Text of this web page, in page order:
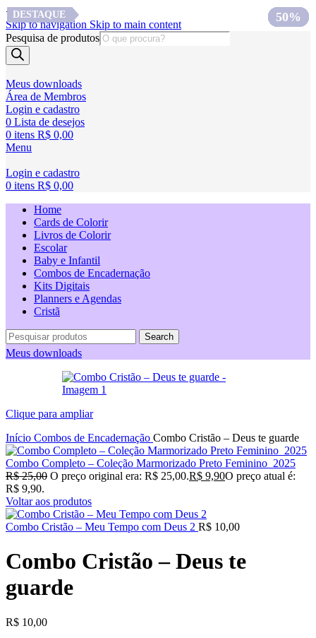
<
Skip to navigation Skip to main content
Pesquisa de produtos
Meus downloads
Área de Membros
Login e cadastro
0 Lista de desejos
0 itens R$ 0,00
Menu
Login e cadastro
0 itens R$ 0,00
Home
Cards de Colorir
Livros de Colorir
Escolar
Baby e Infantil
Combos de Encadernação
Kits Digitais
Planners e Agendas
Cristã
Search
Meus downloads
Clique para ampliar
Início Combos de Encadernação Combo Cristão – Deus te guarde
Combo Completo – Coleção Marmorizado Preto Feminino 2025
R$25,00 O preço original era: R$ 25,00.R$ 9,90O preço atual é:
R$ 9,90.
Voltar aos produtos
Combo Cristão – Meu Tempo com Deus 2 R$ 10,00
Combo Cristão – Deus te
guarde
R$ 10,00
67%
60%
DESTAQUE 63%
DESTAQUE 50%
51%
55%
DESTAQUE 50%